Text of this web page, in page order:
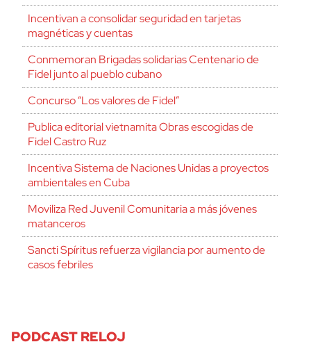
Incentivan a consolidar seguridad en tarjetas
magnéticas y cuentas
Conmemoran Brigadas solidarias Centenario de
Fidel junto al pueblo cubano
Concurso “Los valores de Fidel”
Publica editorial vietnamita Obras escogidas de
Fidel Castro Ruz
Incentiva Sistema de Naciones Unidas a proyectos
ambientales en Cuba
Moviliza Red Juvenil Comunitaria a más jóvenes
matanceros
Sancti Spíritus refuerza vigilancia por aumento de
casos febriles
PODCAST RELOJ